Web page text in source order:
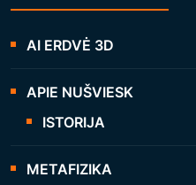
AI ERDVĖ 3D
APIE NUŠVIESK
ISTORIJA
METAFIZIKA